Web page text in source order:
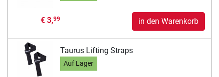
€ 3,99 in den Warenkorb
Taurus Lifting Straps
Auf Lager